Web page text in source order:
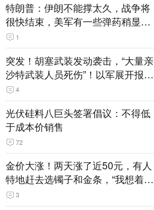
特朗普：伊朗不能撑太久，战争将
很快结束，美军有一些弹药稍显紧
张！伊朗公布拟议的海峡管理文本
1
突发！胡塞武装发动袭击，“大量亲
沙特武装人员死伤”！以军展开报复
性空袭
4
光伏硅料八巨头签署倡议：不得低
于成本价销售
72
金价大涨！两天涨了近50元，有人
特地赶去选镯子和金条，“我想着买
起来可以保值，小批量进一些货”
3